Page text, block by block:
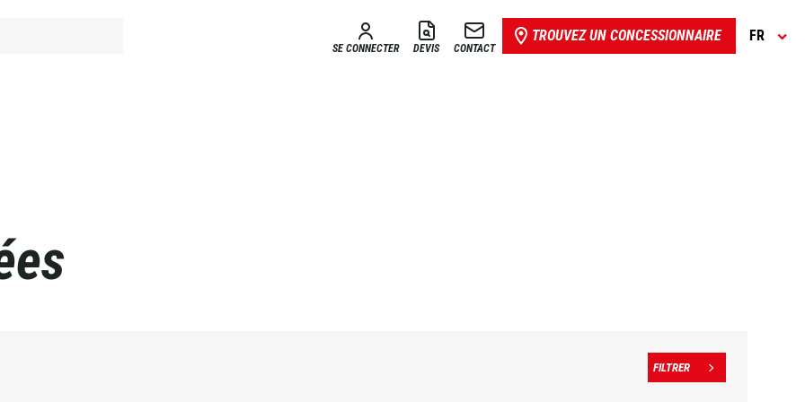
SE CONNECTER DEVIS CONTACT
TROUVEZ UN CONCESSIONNAIRE FR